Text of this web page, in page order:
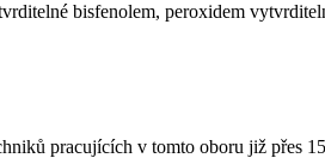
bisfenolem, peroxidem
pracujících v tomto oboru již přes